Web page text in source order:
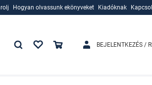
Hogyan olvassunk ekönyveket
Kiadóknak
BEJELENTKEZÉS /